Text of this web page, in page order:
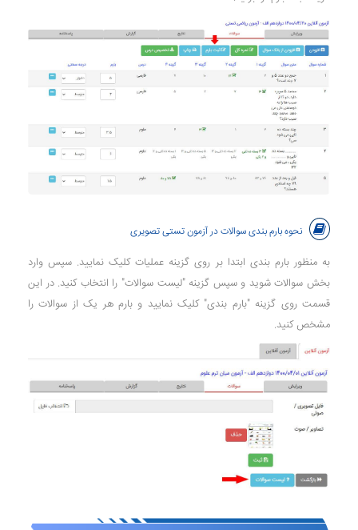
نحوه بارم بندی سوالات در آزمون تستی تصویری
به منظور بارم بندی ابتدا بر روی گزینه عملیات کلیک نمایید. سپس وارد
بخش سوالات شوید و سپس گزینه "لیست سوالات" را انتخاب کنید. در این
قسمت روی گزینه "بارم بندی" کلیک نمایید و بارم هر یک از سوالات را
مشخص کنید.